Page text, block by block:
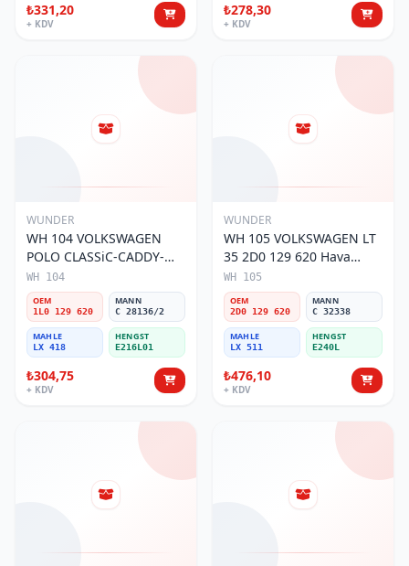
₺331,20
+ KDV
₺278,30
+ KDV
WUNDER
WH 104 VOLKSWAGEN
POLO CLASSiC-CADDY-
SEAT iBiZA 1L0 129 620
Hava Filtresi
WH 104
OEM
1L0 129 620
MANN
C 28136/2
MAHLE
LX 418
HENGST
E216L01
₺304,75
+ KDV
WUNDER
WH 105 VOLKSWAGEN LT
35 2D0 129 620 Hava
Filtresi
WH 105
OEM
2D0 129 620
MANN
C 32338
MAHLE
LX 511
HENGST
E240L
₺476,10
+ KDV